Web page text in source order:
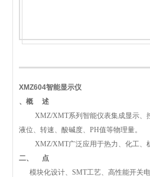
XMZ604智能显示仪
、概 述
XMZ/XMT系列智能仪表集成显示、控
液位、转速、酸碱度、PH值等物理量。
XMZ/XMT广泛应用于热力、化工、机
二、 点
模块化设计、SMT工艺、高性能开关